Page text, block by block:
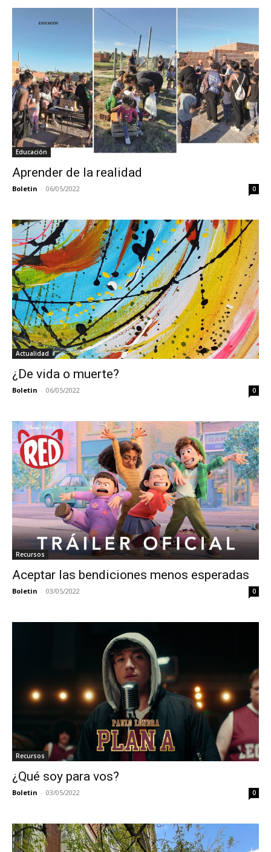
Educación
Aprender de la realidad
Boletin - 06/05/2022 0
Actualidad
¿De vida o muerte?
Boletin - 06/05/2022 0
Recursos
Aceptar las bendiciones menos esperadas
Boletin - 03/05/2022 0
Recursos
¿Qué soy para vos?
Boletin - 03/05/2022 0